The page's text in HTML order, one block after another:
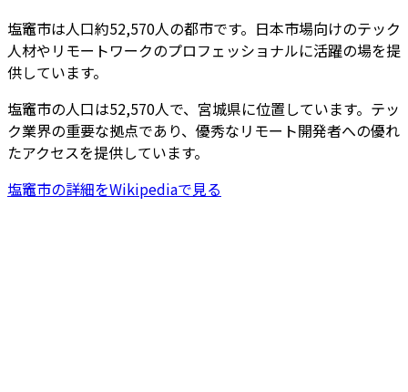
塩竈市は人口約52,570人の都市です。日本市場向けのテック
人材やリモートワークのプロフェッショナルに活躍の場を提
供しています。
塩竈市の人口は52,570人で、 宮城県に位置しています。テッ
ク業界の重要な拠点であり、優秀なリモート開発者への優れ
たアクセスを提供しています。
塩竈市の詳細をWikipediaで見る